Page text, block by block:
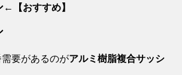
←【おすすめ】
要があるのがアルミ樹脂複合サッシ